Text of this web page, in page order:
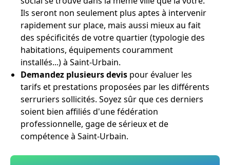
Ils seront non seulement plus aptes à intervenir
rapidement sur place, mais aussi mieux au fait
des spécificités de votre quartier (typologie des
habitations, équipements couramment
installés...) à Saint-Urbain.
Demandez plusieurs devis pour évaluer les
tarifs et prestations proposées par les différents
serruriers sollicités. Soyez sûr que ces derniers
soient bien affiliés d'une fédération
professionnelle, gage de sérieux et de
compétence à Saint-Urbain.